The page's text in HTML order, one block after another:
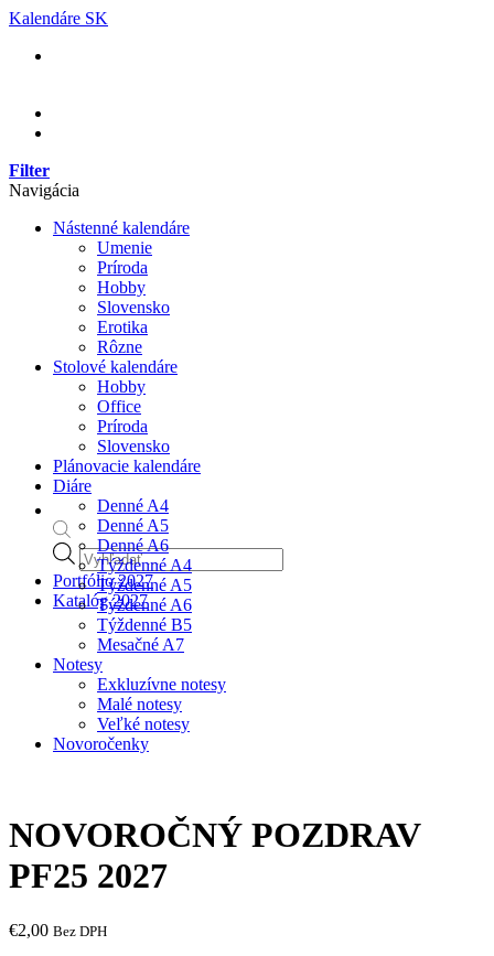
Skip
content
Kalendáre SK
Products
search
Portfólio 2027
Katalóg 2027
Filter
Navigácia
Nástenné kalendáre
Umenie
Príroda
Hobby
Slovensko
Erotika
Rôzne
Stolové kalendáre
Hobby
Office
Príroda
Slovensko
Plánovacie kalendáre
Diáre
Denné A4
Denné A5
Denné A6
Týždenné A4
Týždenné A5
Týždenné A6
Týždenné B5
Mesačné A7
Notesy
Exkluzívne notesy
Malé notesy
Veľké notesy
Novoročenky
NOVOROČNÝ POZDRAV
PF25 2027
€2,00 Bez DPH